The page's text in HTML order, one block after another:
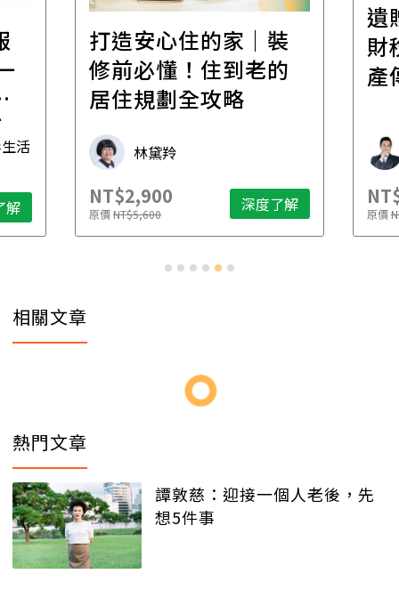
活
解
打造安心住的家｜裝
修前必懂！住到老的
居住規劃全攻略
林黛羚
NT$2,900
原價NT$5,600 深度了解
遺
財
產
原價
相關文章
熱門文章
譚敦慈：迎接一個人老後，先
想5件事